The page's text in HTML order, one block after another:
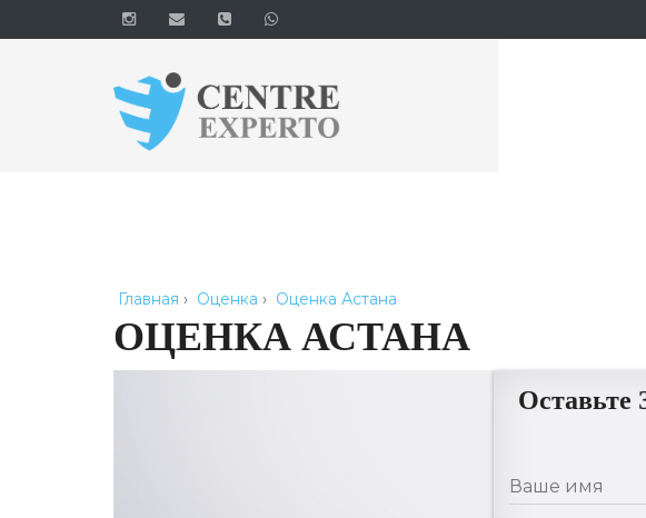
Главная › Оценка › Оценка Астана
ОЦЕНКА АСТАНА
Оставьте